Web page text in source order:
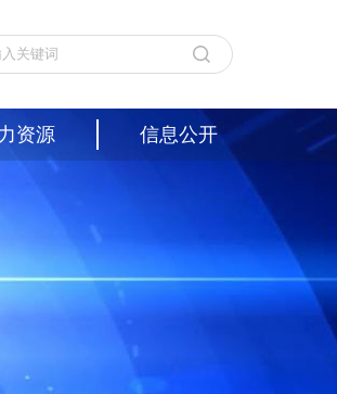
资源 信息公开